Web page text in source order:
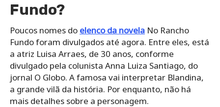
Fundo?
Poucos nomes do elenco da novela No Rancho
Fundo foram divulgados até agora. Entre eles, está
a atriz Luisa Arraes, de 30 anos, conforme
divulgado pela colunista Anna Luiza Santiago, do
jornal O Globo. A famosa vai interpretar Blandina,
a grande vilã da história. Por enquanto, não há
mais detalhes sobre a personagem.